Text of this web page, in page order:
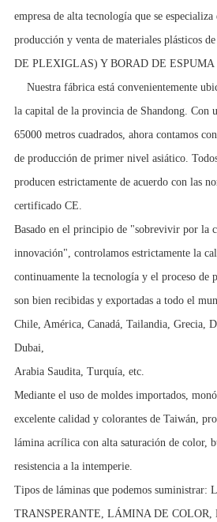
empresa de alta tecnología que se
producción y venta de materiales plásticos
DE PLEXIGLAS) Y BORAD DE ESPUMA
Nuestra fábrica está convenientemente
la capital de la provincia de Shandong. Con
65000 metros cuadrados, ahora contamos
de producción de primer nivel asiático.
producen estrictamente de acuerdo con las
certificado CE.
Basado en el principio de "sobrevivir por la
innovación", controlamos estrictamente la
continuamente la tecnología y el proceso de
son bien recibidas y exportadas a todo el
Chile, América, Canadá, Tailandia, Grecia,
Dubai,
Arabia Saudita, Turquía, etc.
Mediante el uso de moldes importados,
excelente calidad y colorantes de Taiwán,
lámina acrílica con alta saturación de color,
resistencia a la intemperie.
Tipos de láminas que podemos
TRANSPERANTE, LÁMINA DE